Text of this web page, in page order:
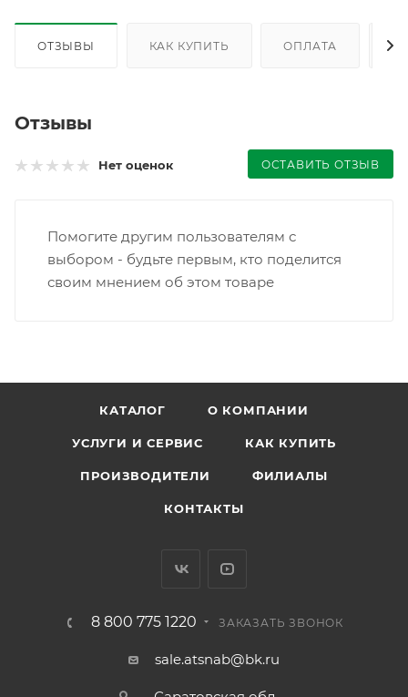
ОТЗЫВЫ КАК КУПИТЬ ОПЛАТА
Отзывы
Нет оценок ОСТАВИТЬ ОТЗЫВ
Помогите другим пользователям с
выбором - будьте первым, кто поделится
своим мнением об этом товаре
КАТАЛОГ О КОМПАНИИ
УСЛУГИ И СЕРВИС КАК КУПИТЬ
ПРОИЗВОДИТЕЛИ ФИЛИАЛЫ
КОНТАКТЫ
8 800 775 1220 ЗАКАЗАТЬ ЗВОНОК
sale.atsnab@bk.ru